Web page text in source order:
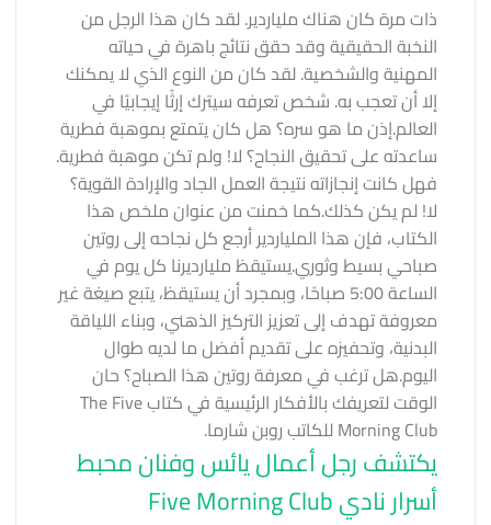
ذات مرة كان هناك ملياردير. لقد كان هذا الرجل من
النخبة الحقيقية وقد حقق نتائج باهرة في حياته
المهنية والشخصية. لقد كان من النوع الذي لا يمكنك
إلا أن تعجب به. شخص تعرفه سيترك إرثًا إيجابيًا في
العالم.إذن ما هو سره؟ هل كان يتمتع بموهبة فطرية
ساعدته على تحقيق النجاح؟ لا! ولم تكن موهبة فطرية.
فهل كانت إنجازاته نتيجة العمل الجاد والإرادة القوية؟
لا! لم يكن كذلك.كما خمنت من عنوان ملخص هذا
الكتاب، فإن هذا الملياردير أرجع كل نجاحه إلى روتين
صباحي بسيط وثوري.يستيقظ مليارديرنا كل يوم في
الساعة 5:00 صباحًا، وبمجرد أن يستيقظ، يتبع صيغة غير
معروفة تهدف إلى تعزيز التركيز الذهني، وبناء اللياقة
البدنية، وتحفيزه على تقديم أفضل ما لديه طوال
اليوم.هل ترغب في معرفة روتين هذا الصباح؟ حان
الوقت لتعريفك بالأفكار الرئيسية في كتاب The Five
Morning Club للكاتب روبن شارما.
يكتشف رجل أعمال يائس وفنان محبط
أسرار نادي Five Morning Club